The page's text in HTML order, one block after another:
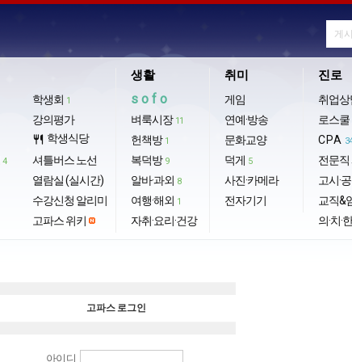
4
학생회 1
강의평가
restaurant 학생식당
셔틀버스 노선
열람실 (실시간)
수강신청 알리미
고파스 위키
생활
sofo
벼룩시장 11
헌책방 1
복덕방 9
알바·과외 8
여행·해외 1
자취·요리·건강
취미
게임
연예·방송
문화교양
덕게 5
사진·카메라
전자기기
진로
취업상
로스쿨
CPA
전문직
고시·
교직&
의·치·
고파스 로그인
아이디